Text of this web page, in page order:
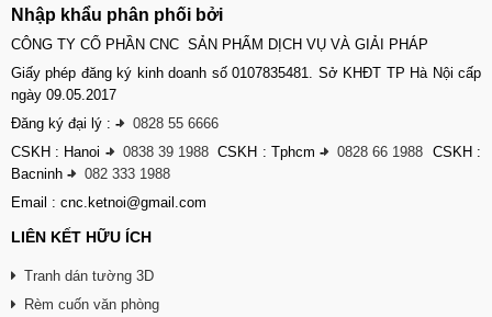
Nhập khẩu phân phối bởi
CÔNG TY CỔ PHẦN CNC SẢN PHẨM DỊCH VỤ VÀ GIẢI PHÁP
Giấy phép đăng ký kinh doanh số 0107835481. Sở KHĐT TP Hà Nội cấp
ngày 09.05.2017
Đăng ký đại lý : -
0828 55 6666
CSKH : Hanoi - 0838 39 1988 CSKH : Tphcm- 0828 66 1988 CSKH :
Bacninh -
082 333 1988
Email : cnc.ketnoi@gmail.com
LIÊN KẾT HỮU ÍCH
Tranh dán tường 3D
Rèm cuốn văn phòng